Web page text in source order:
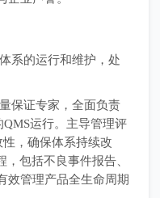
系的运行和维护，处
保证专家，全面负责
QMS运行。主导管理评
，确保体系持续改
包括不良事件报告、
效管理产品全生命周期